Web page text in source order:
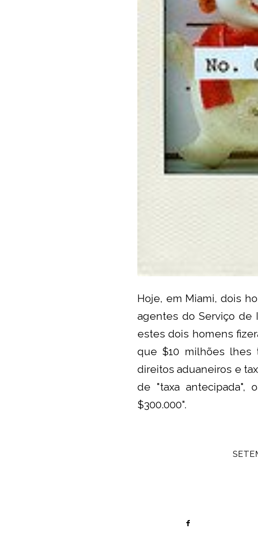
Hoje, em Miami, dois
agentes do Serviço de
estes dois homens
que $10 milhões lhes
direitos aduaneiros e
de "taxa antecipada",
$300.000".